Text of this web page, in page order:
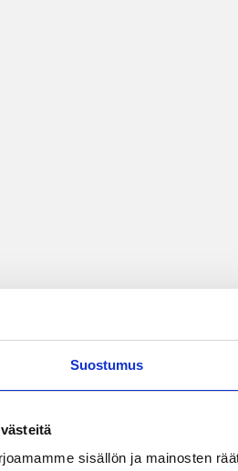
Suostumus
sisällön ja mainosten